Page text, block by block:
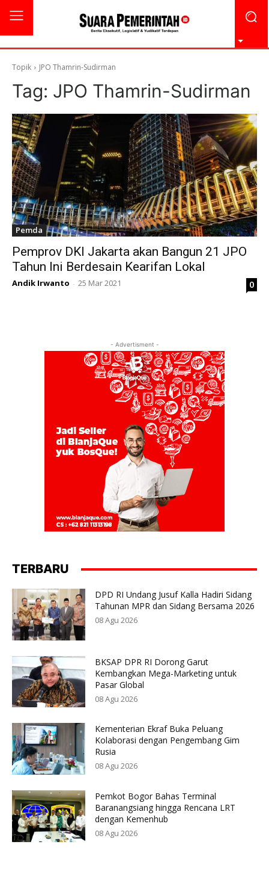
Topik JPO Thamrin-Sudirman
Tag: JPO Thamrin-Sudirman
Pemda
Pemprov DKI Jakarta akan Bangun 21 JPO
Tahun Ini Berdesain Kearifan Lokal
Andik Irwanto - 25 Mar 2021 0
- Advertisment -
TERBARU
DPD RI Undang Jusuf Kalla Hadiri Sidang
Tahunan MPR dan Sidang Bersama 2026
08 Agu 2026
BKSAP DPR RI Dorong Garut
Kembangkan Mega-Marketing untuk
Pasar Global
08 Agu 2026
Kementerian Ekraf Buka Peluang
Kolaborasi dengan Pengembang Gim
Rusia
08 Agu 2026
Pemkot Bogor Bahas Terminal
Baranangsiang hingga Rencana LRT
dengan Kemenhub
08 Agu 2026